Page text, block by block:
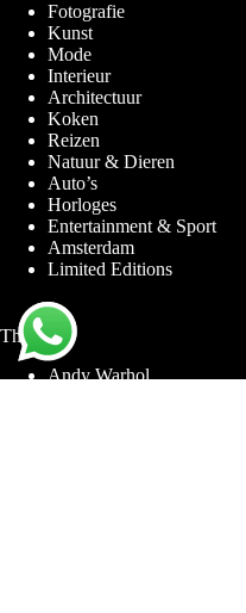
Fotografie
Kunst
Mode
Interieur
Architectuur
Koken
Reizen
Natuur & Dieren
Auto’s
Horloges
Entertainment & Sport
Amsterdam
Limited Editions
Thema’s
Andy Warhol